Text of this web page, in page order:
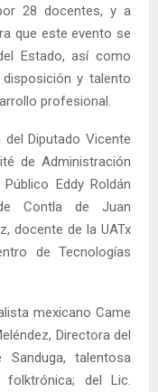
28 docentes, y a
que este evento se
Estado, así como
y talento
profesional.
Diputado Vicente
de Administración
Eddy Roldán
Contla de Juan
docente de la UATx
de Tecnologías
mexicano Came
Directora del
talentosa
del Lic.